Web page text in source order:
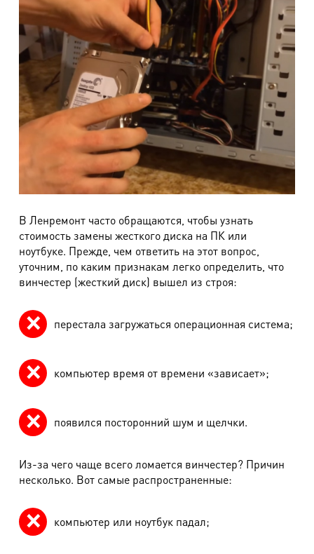
В Ленремонт часто обращаются, чтобы узнать
стоимость замены жесткого диска на ПК или
ноутбуке. Прежде, чем ответить на этот вопрос,
уточним, по каким признакам легко определить, что
винчестер (жесткий диск) вышел из строя:
перестала загружаться операционная система;
компьютер время от времени «зависает»;
появился посторонний шум и щелчки.
Из-за чего чаще всего ломается винчестер? Причин
несколько. Вот самые распространенные:
компьютер или ноутбук падал;